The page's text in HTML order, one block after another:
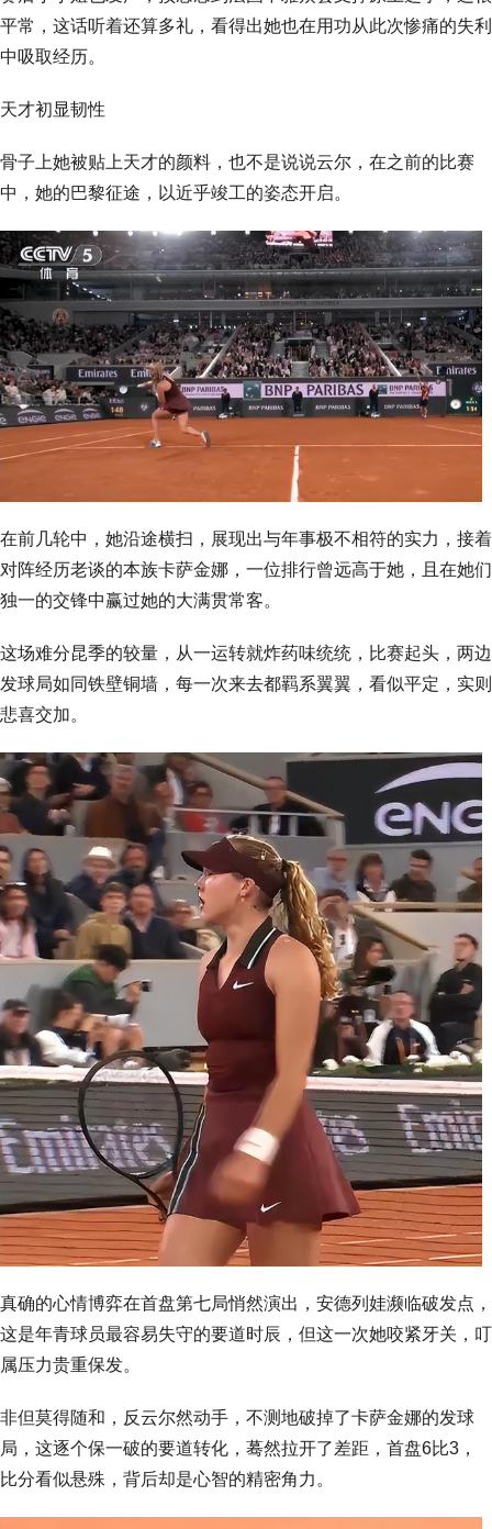
平常，这话听着还算多礼，看得出她也在用功从此次惨痛的失利
中吸取经历。
天才初显韧性
骨子上她被贴上天才的颜料，也不是说说云尔，在之前的比赛
中，她的巴黎征途，以近乎竣工的姿态开启。
在前几轮中，她沿途横扫，展现出与年事极不相符的实力，接着
对阵经历老谈的本族卡萨金娜，一位排行曾远高于她，且在她们
独一的交锋中赢过她的大满贯常客。
这场难分昆季的较量，从一运转就炸药味统统，比赛起头，两边
发球局如同铁壁铜墙，每一次来去都羁系翼翼，看似平定，实则
悲喜交加。
真确的心情博弈在首盘第七局悄然演出，安德列娃濒临破发点，
这是年青球员最容易失守的要道时辰，但这一次她咬紧牙关，叮
属压力贵重保发。
非但莫得随和，反云尔然动手，不测地破掉了卡萨金娜的发球
局，这逐个保一破的要道转化，蓦然拉开了差距，首盘6比3，
比分看似悬殊，背后却是心智的精密角力。